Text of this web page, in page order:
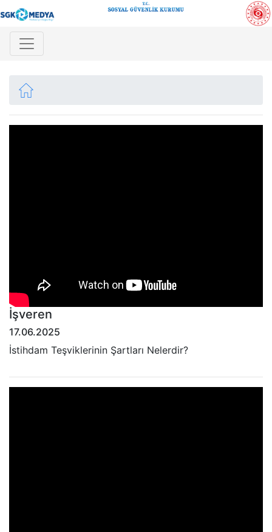
İşveren
17.06.2025
İstihdam Teşviklerinin Şartları Nelerdir?